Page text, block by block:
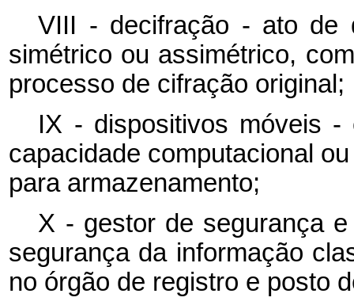
VIII - decifração - ato de
simétrico ou assimétrico,
processo de cifração original;
IX - dispositivos móveis -
capacidade computacional
para armazenamento;
X - gestor de segurança
segurança da informação
no órgão de registro e posto